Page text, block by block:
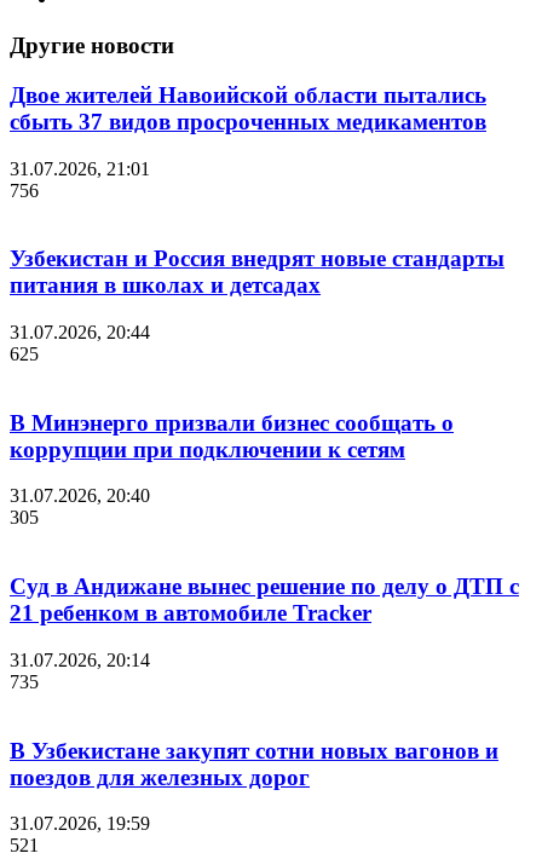
Другие новости
Двое жителей Навоийской области пытались
сбыть 37 видов просроченных медикаментов
31.07.2026, 21:01
756
Узбекистан и Россия внедрят новые стандарты
питания в школах и детсадах
31.07.2026, 20:44
625
В Минэнерго призвали бизнес сообщать о
коррупции при подключении к сетям
31.07.2026, 20:40
305
Суд в Андижане вынес решение по делу о ДТП с
21 ребенком в автомобиле Tracker
31.07.2026, 20:14
735
В Узбекистане закупят сотни новых вагонов и
поездов для железных дорог
31.07.2026, 19:59
521